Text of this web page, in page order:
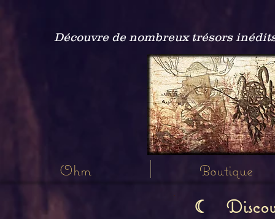
Découvre de nombreux trésors
Ohm Boutique
☾